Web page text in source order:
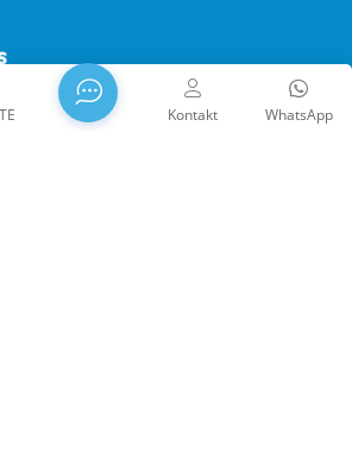
wurde 2009 gegründet und erhielt
WhatsApp
Kontakt